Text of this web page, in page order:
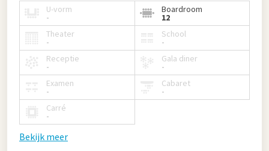
U-vorm
-
Boardroom
12
Theater
-
School
-
Receptie
-
Gala diner
-
Examen
-
Cabaret
-
Carré
-
Bekijk meer